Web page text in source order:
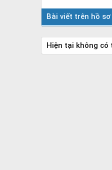
Bài viết trên hồ sơ
Hiện tại không